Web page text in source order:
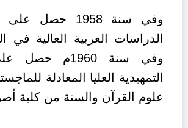
وفي سنة 1958
الدراسات العربية العالية في
وفي سنة 1960م
التمهيدية العليا المعادلة
علوم القرآن والسنة من كلية